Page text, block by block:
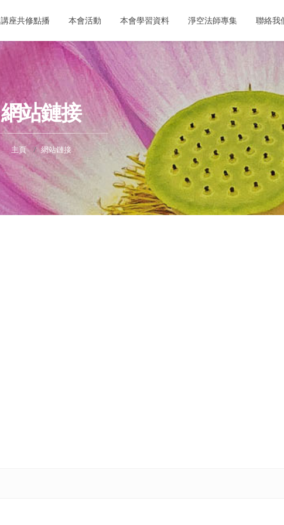
講座共修點播 本會活動 本會學習資料 淨空法師專集 聯絡我
網站鏈接
主頁 網站鏈接